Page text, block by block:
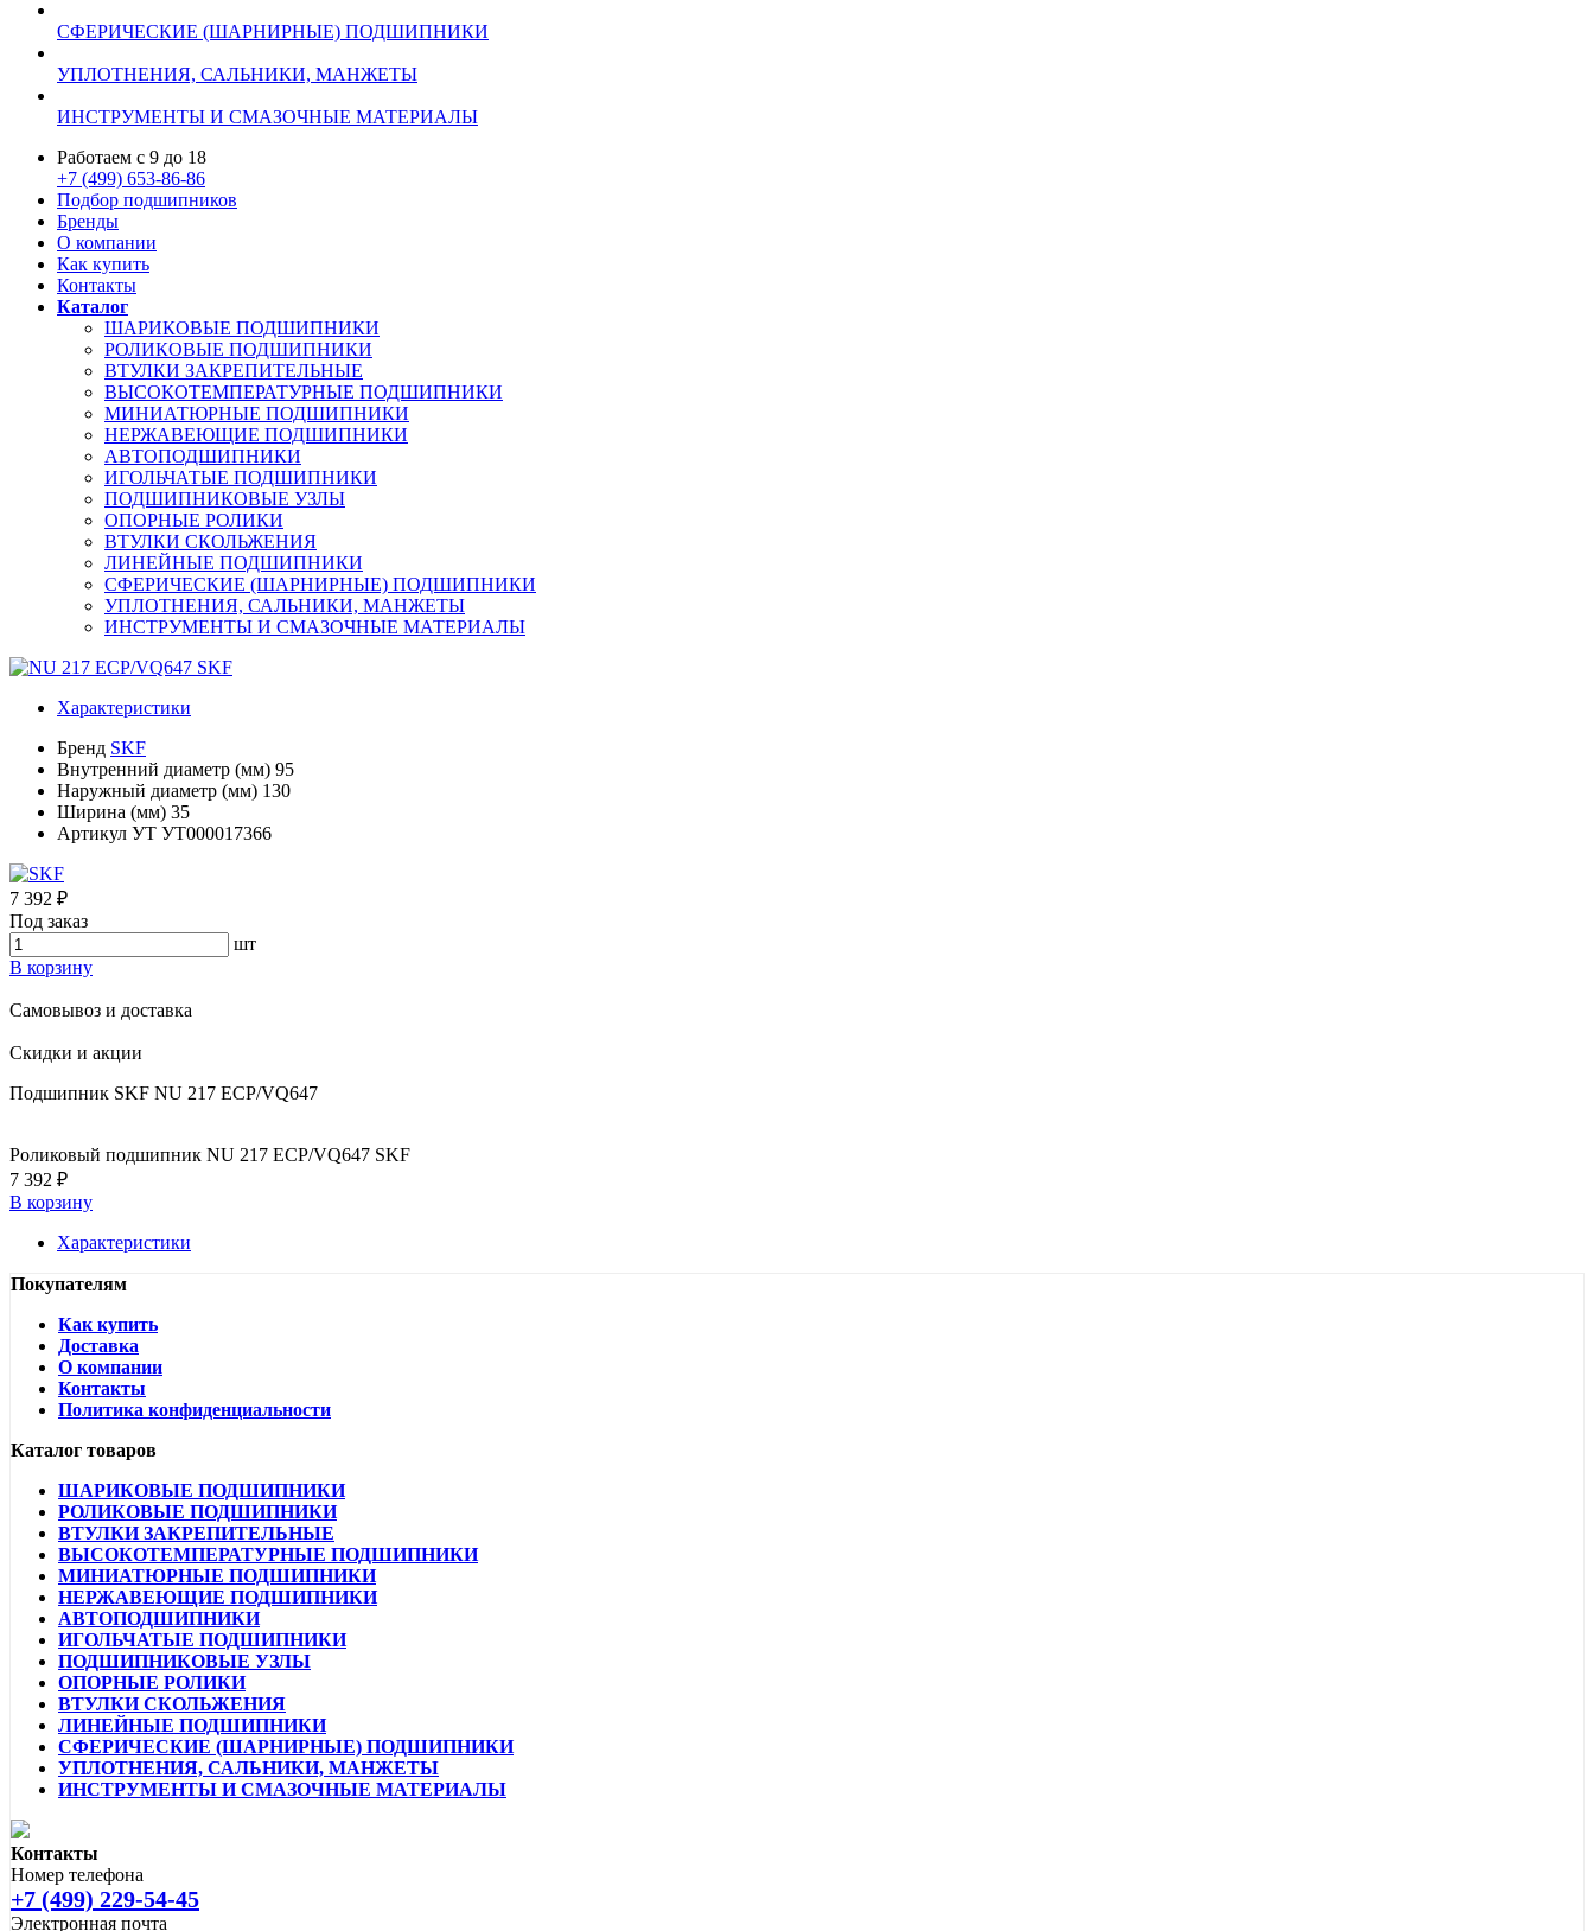
СФЕРИЧЕСКИЕ (ШАРНИРНЫЕ) ПОДШИПНИКИ
УПЛОТНЕНИЯ, САЛЬНИКИ, МАНЖЕТЫ
ИНСТРУМЕНТЫ И СМАЗОЧНЫЕ МАТЕРИАЛЫ
Работаем с 9 до 18
+7 (499) 653-86-86
Подбор подшипников
Бренды
О компании
Как купить
Контакты
Каталог
ШАРИКОВЫЕ ПОДШИПНИКИ
РОЛИКОВЫЕ ПОДШИПНИКИ
ВТУЛКИ ЗАКРЕПИТЕЛЬНЫЕ
ВЫСОКОТЕМПЕРАТУРНЫЕ ПОДШИПНИКИ
МИНИАТЮРНЫЕ ПОДШИПНИКИ
НЕРЖАВЕЮЩИЕ ПОДШИПНИКИ
АВТОПОДШИПНИКИ
ИГОЛЬЧАТЫЕ ПОДШИПНИКИ
ПОДШИПНИКОВЫЕ УЗЛЫ
ОПОРНЫЕ РОЛИКИ
ВТУЛКИ СКОЛЬЖЕНИЯ
ЛИНЕЙНЫЕ ПОДШИПНИКИ
СФЕРИЧЕСКИЕ (ШАРНИРНЫЕ) ПОДШИПНИКИ
УПЛОТНЕНИЯ, САЛЬНИКИ, МАНЖЕТЫ
ИНСТРУМЕНТЫ И СМАЗОЧНЫЕ МАТЕРИАЛЫ
Характеристики
Бренд SKF
Внутренний диаметр (мм) 95
Наружный диаметр (мм) 130
Ширина (мм) 35
Артикул УТ УТ000017366
7 392 ₽
Под заказ
шт
В корзину
Самовывоз и доставка
Скидки и акции
Подшипник SKF NU 217 ECP/VQ647
Роликовый подшипник NU 217 ECP/VQ647 SKF
7 392 ₽
В корзину
Характеристики
Покупателям
Как купить
Доставка
О компании
Контакты
Политика конфиденциальности
Каталог товаров
ШАРИКОВЫЕ ПОДШИПНИКИ
РОЛИКОВЫЕ ПОДШИПНИКИ
ВТУЛКИ ЗАКРЕПИТЕЛЬНЫЕ
ВЫСОКОТЕМПЕРАТУРНЫЕ ПОДШИПНИКИ
МИНИАТЮРНЫЕ ПОДШИПНИКИ
НЕРЖАВЕЮЩИЕ ПОДШИПНИКИ
АВТОПОДШИПНИКИ
ИГОЛЬЧАТЫЕ ПОДШИПНИКИ
ПОДШИПНИКОВЫЕ УЗЛЫ
ОПОРНЫЕ РОЛИКИ
ВТУЛКИ СКОЛЬЖЕНИЯ
ЛИНЕЙНЫЕ ПОДШИПНИКИ
СФЕРИЧЕСКИЕ (ШАРНИРНЫЕ) ПОДШИПНИКИ
УПЛОТНЕНИЯ, САЛЬНИКИ, МАНЖЕТЫ
ИНСТРУМЕНТЫ И СМАЗОЧНЫЕ МАТЕРИАЛЫ
Контакты
Номер телефона
+7 (499) 229-54-45
Электронная почта